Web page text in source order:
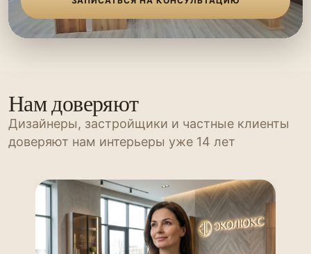
Нам доверяют
Дизайнеры, застройщики и частные клиенты
доверяют нам интерьеры уже 14 лет